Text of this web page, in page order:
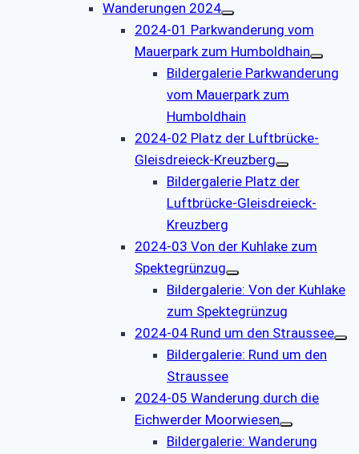
Wanderungen 2024
2024-01 Parkwanderung vom
Mauerpark zum Humboldhain
Bildergalerie Parkwanderung
vom Mauerpark zum
Humboldhain
2024-02 Platz der Luftbrücke-
Gleisdreieck-Kreuzberg
Bildergalerie Platz der
Luftbrücke-Gleisdreieck-
Kreuzberg
2024-03 Von der Kuhlake zum
Spektegrünzug
Bildergalerie: Von der Kuhlake
zum Spektegrünzug
2024-04 Rund um den Straussee
Bildergalerie: Rund um den
Straussee
2024-05 Wanderung durch die
Eichwerder Moorwiesen
Bildergalerie: Wanderung